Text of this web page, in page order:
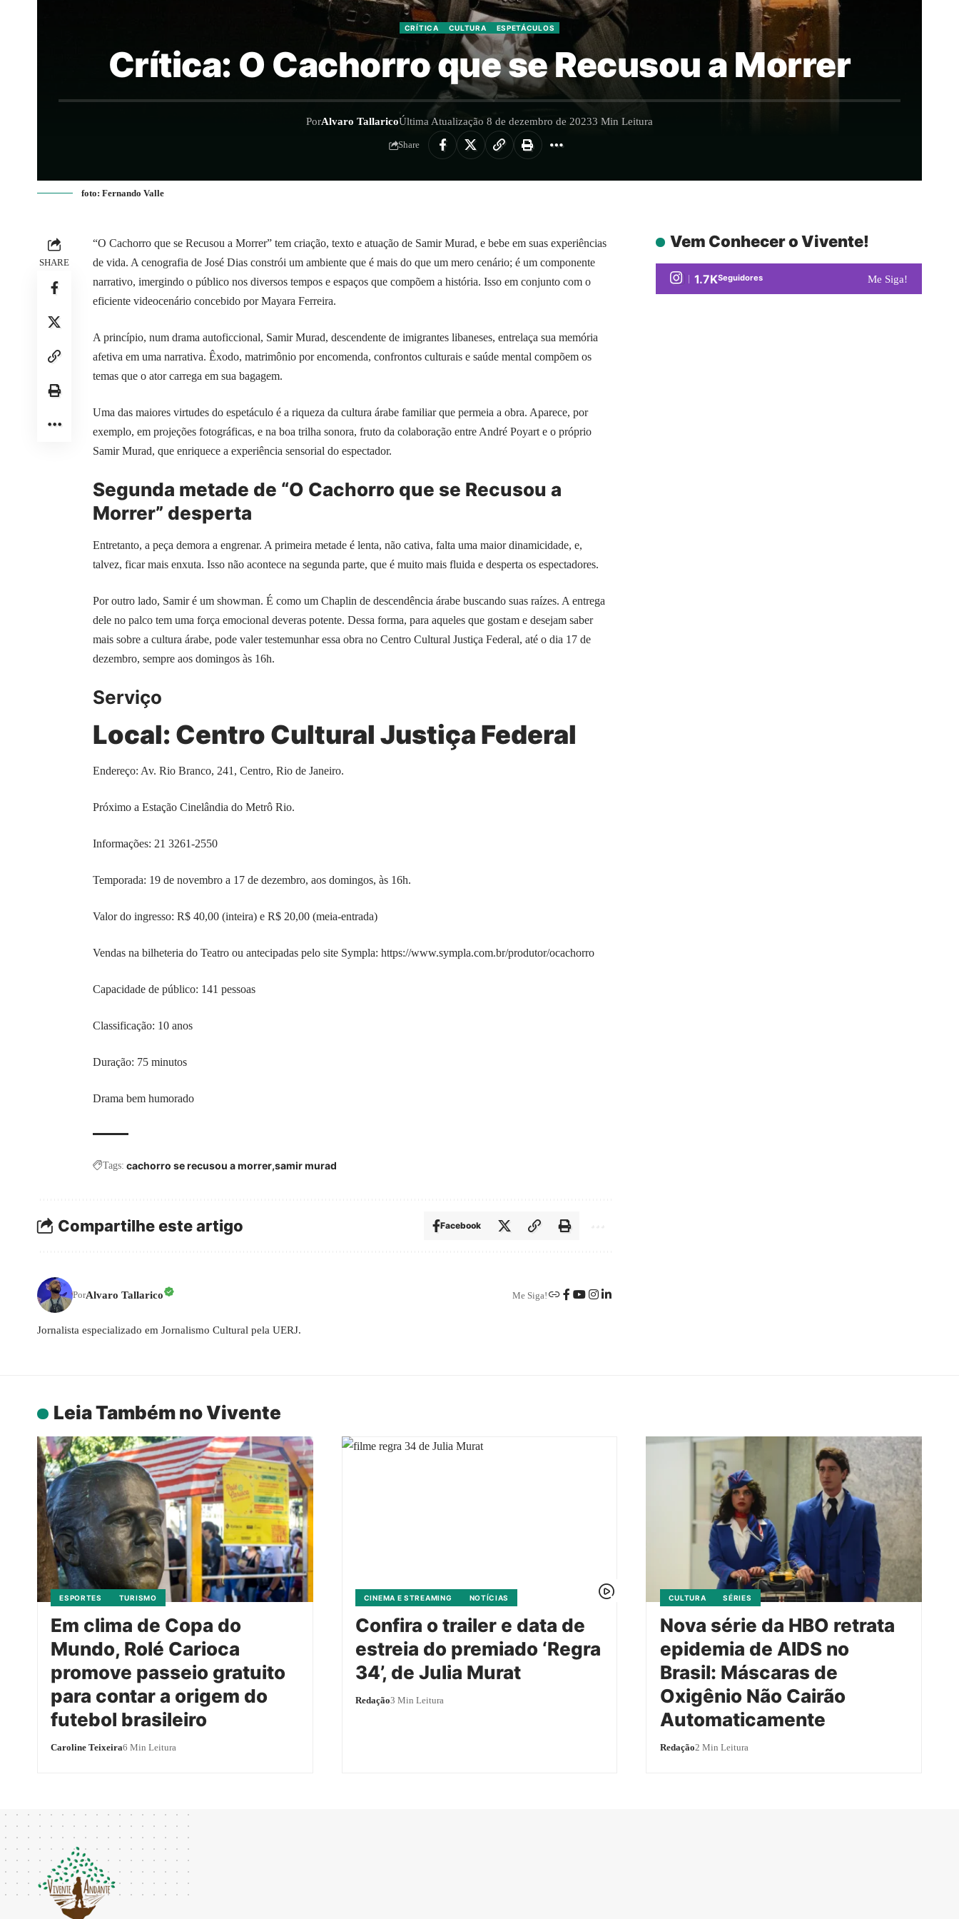
CRÍTICA CULTURA ESPETÁCULOS
Crítica: O Cachorro que se Recusou a Morrer
PorAlvaro TallaricoÚltima Atualização 8 de dezembro de 20233 Min Leitura
Share
foto: Fernando Valle
SHARE
“O Cachorro que se Recusou a Morrer” tem criação, texto e atuação de Samir Murad, e bebe em suas experiências
de vida. A cenografia de José Dias constrói um ambiente que é mais do que um mero cenário; é um componente
narrativo, imergindo o público nos diversos tempos e espaços que compõem a história. Isso em conjunto com o
eficiente videocenário concebido por Mayara Ferreira.
A princípio, num drama autoficcional, Samir Murad, descendente de imigrantes libaneses, entrelaça sua memória
afetiva em uma narrativa. Êxodo, matrimônio por encomenda, confrontos culturais e saúde mental compõem os
temas que o ator carrega em sua bagagem.
Uma das maiores virtudes do espetáculo é a riqueza da cultura árabe familiar que permeia a obra. Aparece, por
exemplo, em projeções fotográficas, e na boa trilha sonora, fruto da colaboração entre André Poyart e o próprio
Samir Murad, que enriquece a experiência sensorial do espectador.
Segunda metade de “O Cachorro que se Recusou a
Morrer” desperta
Entretanto, a peça demora a engrenar. A primeira metade é lenta, não cativa, falta uma maior dinamicidade, e,
talvez, ficar mais enxuta. Isso não acontece na segunda parte, que é muito mais fluida e desperta os espectadores.
Por outro lado, Samir é um showman. É como um Chaplin de descendência árabe buscando suas raízes. A entrega
dele no palco tem uma força emocional deveras potente. Dessa forma, para aqueles que gostam e desejam saber
mais sobre a cultura árabe, pode valer testemunhar essa obra no Centro Cultural Justiça Federal, até o dia 17 de
dezembro, sempre aos domingos às 16h.
Serviço
Local: Centro Cultural Justiça Federal
Endereço: Av. Rio Branco, 241, Centro, Rio de Janeiro.
Próximo a Estação Cinelândia do Metrô Rio.
Informações: 21 3261-2550
Temporada: 19 de novembro a 17 de dezembro, aos domingos, às 16h.
Valor do ingresso: R$ 40,00 (inteira) e R$ 20,00 (meia-entrada)
Vendas na bilheteria do Teatro ou antecipadas pelo site Sympla: https://www.sympla.com.br/produtor/ocachorro
Capacidade de público: 141 pessoas
Classificação: 10 anos
Duração: 75 minutos
Drama bem humorado
Tags: cachorro se recusou a morrer samir murad
Compartilhe este artigo Facebook
PorAlvaro Tallarico Me Siga!
Jornalista especializado em Jornalismo Cultural pela UERJ.
Vem Conhecer o Vivente!
1.7KSeguidores Me Siga!
Leia Também no Vivente
ESPORTES TURISMO
Em clima de Copa do
Mundo, Rolé Carioca
promove passeio gratuito
para contar a origem do
futebol brasileiro
Caroline Teixeira6 Min Leitura
CINEMA E STREAMING NOTÍCIAS
Confira o trailer e data de
estreia do premiado ‘Regra
34’, de Julia Murat
Redação3 Min Leitura
CULTURA SÉRIES
Nova série da HBO retrata
epidemia de AIDS no
Brasil: Máscaras de
Oxigênio Não Cairão
Automaticamente
Redação2 Min Leitura